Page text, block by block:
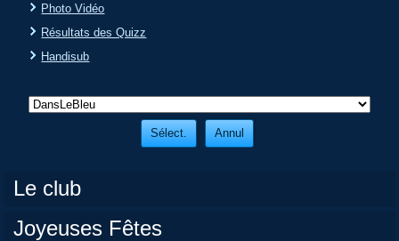
Photo Vidéo
Résultats des Quizz
Handisub
Le club
Joyeuses Fêtes